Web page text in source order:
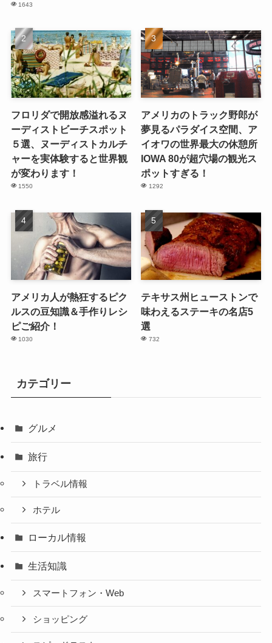
1643
フロリダで開放感溢れるヌ
ーディストビーチスポット
５選、ヌーディストカルチ
ャーを実体験すると世界観
が変わります！
1550
アメリカのトラック野郎が
夢見るパラダイス空間、ア
イオワの世界最大の休憩所
IOWA 80が超穴場の観光ス
ポットすぎる！
1292
アメリカ人が熱狂するピク
ルスの豆知識＆手作りレシ
ピご紹介！
1030
テキサス州ヒューストンで
味わえるステーキの名店5
選
732
カテゴリー
グルメ
旅行
トラベル情報
ホテル
ローカル情報
生活知識
スマートフォン・Web
ショッピング